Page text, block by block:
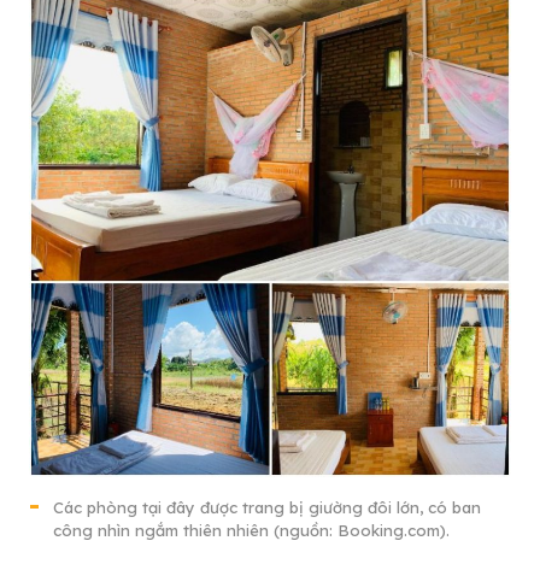
Các phòng tại đây được trang bị giường đôi lớn, có ban
công nhìn ngắm thiên nhiên (nguồn: Booking.com).